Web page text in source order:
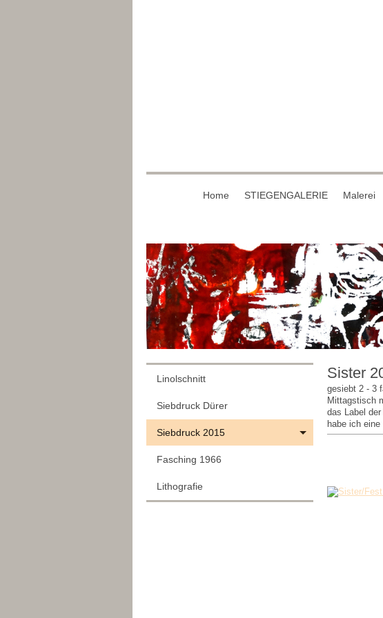
Home STIEGENGALERIE Malerei
Sister
gesiebt 2 - 3
Mittagstisch
das Label
habe ich
Linolschnitt
Siebdruck Dürer
Siebdruck 2015
Fasching 1966
Lithografie